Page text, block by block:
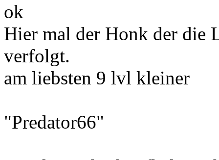
ok
Hier mal der Honk der die
verfolgt.
am liebsten 9 lvl kleiner
"Predator66"